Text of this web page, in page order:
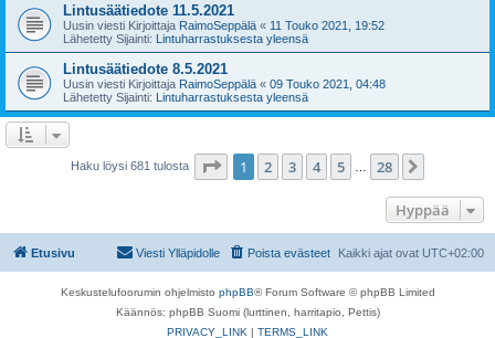
Lintusäätiedote 11.5.2021
Uusin viesti Kirjoittaja RaimoSeppälä « 11 Touko 2021, 19:52
Lähetetty Sijainti: Lintuharrastuksesta yleensä
Lintusäätiedote 8.5.2021
Uusin viesti Kirjoittaja RaimoSeppälä « 09 Touko 2021, 04:48
Lähetetty Sijainti: Lintuharrastuksesta yleensä
Haku löysi 681 tulosta Sivu /28
1 2 3 4 5 28
Hyppää
Etusivu Kaikki ajat ovat UTC+02:00
Poista evästeet
Viesti Ylläpidolle
Keskustelufoorumin ohjelmisto phpBB® Forum Software © phpBB Limited
Käännös: phpBB Suomi (lurttinen, harritapio, Pettis)
PRIVACY_LINK | TERMS_LINK